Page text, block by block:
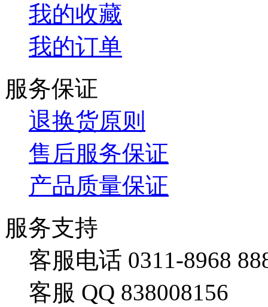
我的收藏
我的订单
服务保证
退换货原则
售后服务保证
产品质量保证
服务支持
客服电话 0311-8968
客服 QQ 838008156